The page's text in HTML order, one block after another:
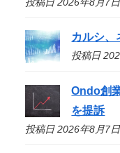
カルシ、
投稿日
Ondo創
を提訴
投稿日 2026年8月7